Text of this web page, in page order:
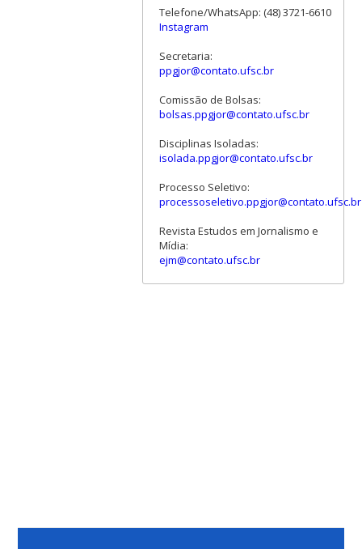
Telefone/WhatsApp: (48) 3721-6610
Instagram
Secretaria:
ppgjor@contato.ufsc.br
Comissão de Bolsas:
bolsas.ppgjor@contato.ufsc.br
Disciplinas Isoladas:
isolada.ppgjor@contato.ufsc.br
Processo Seletivo:
processoseletivo.ppgjor@contato.ufsc.br
Revista Estudos em Jornalismo e
Mídia:
ejm@contato.ufsc.br